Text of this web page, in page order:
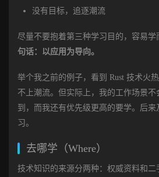
没有目标，追逐潮流
尽量不要抱着第三种学习目的，容易学
句话：以应用为导向。
举个我之前的例子，看到 Rust 技术火
不上潮流。但实际上，我的工作场景不
到，而我还有优先级更高的要学。后
习。
去哪学（Where）
技术知识的来源分两种：权威资料和二